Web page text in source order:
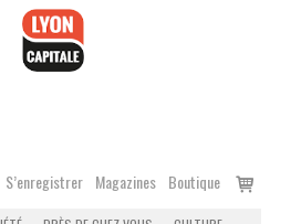
S’enregistrer Magazines Boutique
Voir